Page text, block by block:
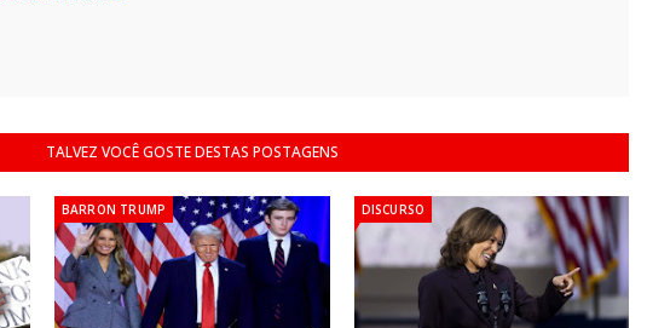
TALVEZ VOCÊ GOSTE DESTAS POSTAGENS
BARRON TRUMP DISCURSO